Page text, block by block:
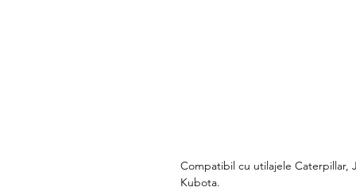
Compatibil cu utilajele Caterpillar,
Kubota.